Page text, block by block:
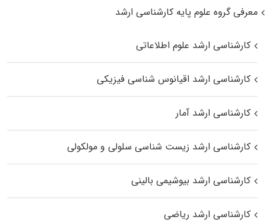
معرفی گروه علوم پایه کارشناسی ارشد
کارشناسی ارشد علوم اطلاعاتی
کارشناسی ارشد اقیانوس‌ شناسی فیزیکی
کارشناسی ارشد آمار
کارشناسی ارشد زیست شناسی سلولی و مولکولی
کارشناسی ارشد بیوشیمی بالینی
کارشناسی ارشد ریاضی